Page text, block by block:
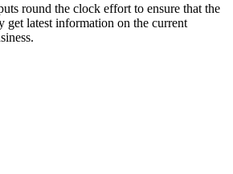
round the clock effort to ensure that the
latest information on the current